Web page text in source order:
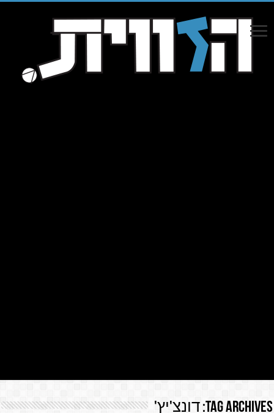
Tag Archives: דונצ'יץ'